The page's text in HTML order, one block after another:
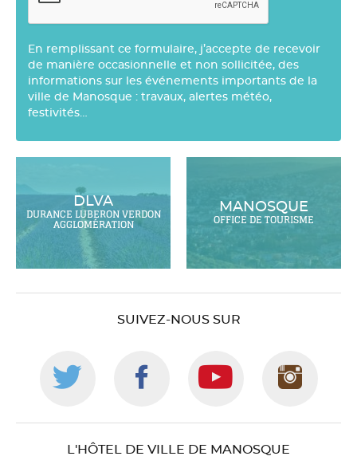
En remplissant ce formulaire, j’accepte de recevoir
de manière occasionnelle et non sollicitée, des
informations sur les événements importants de la
ville de Manosque : travaux, alertes météo,
festivités…
DLVA
DURANCE LUBERON VERDON
AGGLOMÉRATION
MANOSQUE
OFFICE DE TOURISME
SUIVEZ-NOUS SUR
Suivez-
nous
Suivez-
nous
Suivez-
nous
L'HÔTEL DE VILLE DE MANOSQUE